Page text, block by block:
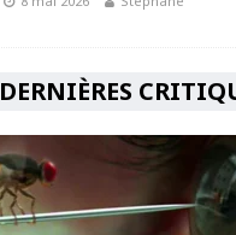
DERNIÈRES